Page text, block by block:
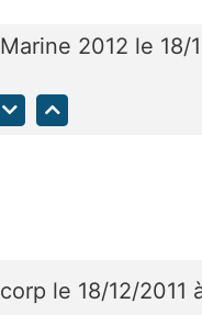
Marine 2012 le 18/
corp le 18/12/2011